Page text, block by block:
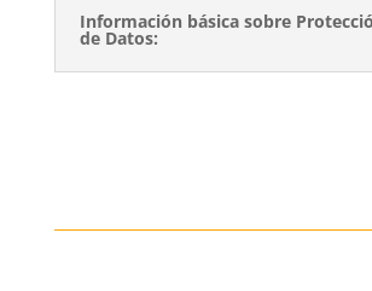
Información básica sobre
de Datos: